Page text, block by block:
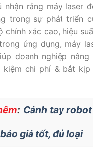
nhận rằng máy laser
trong sự phát triển
chính xác cao, hiệu
ứng dụng, máy
doanh nghiệp
kiệm chi phí & bắt kịp
: Cánh tay
giá tốt, đủ loại